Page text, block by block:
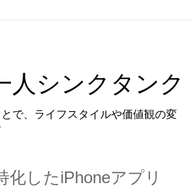
人シンクタンク
で、ライフスタイルや価値観の変
化したiPhoneアプリ